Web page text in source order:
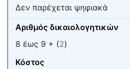
Δεν παρέχεται ψηφιακά
Αριθμός δικαιολογητικών
8 έως 9 + (2)
Κόστος